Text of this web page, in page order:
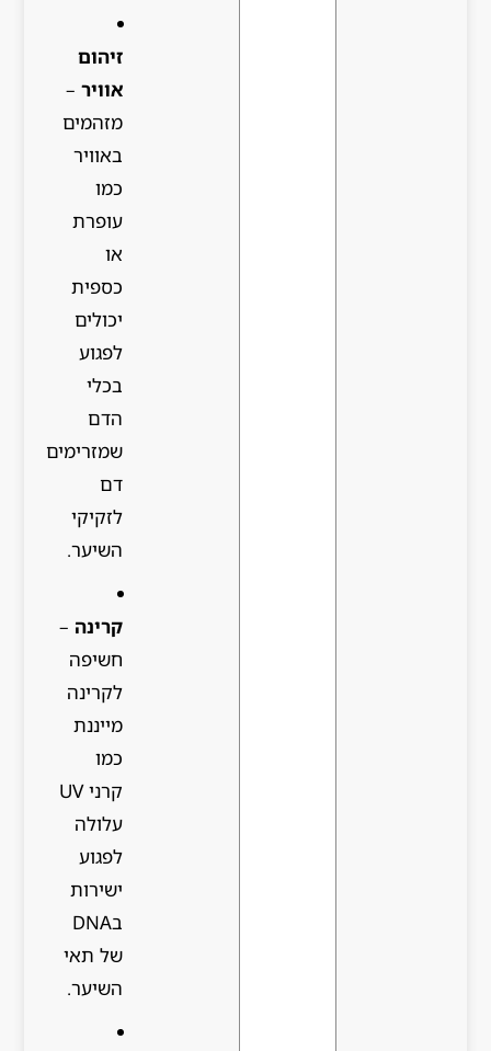
זיהום
אוויר –
מזהמים
באוויר
כמו
עופרת
או
כספית
יכולים
לפגוע
בכלי
הדם
שמזרימים
דם
לזקיקי
השיער.
קרינה –
חשיפה
לקרינה
מייננת
כמו
קרני UV
עלולה
לפגוע
ישירות
בDNA
של תאי
השיער.